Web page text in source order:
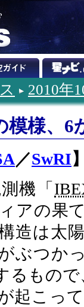
2010年
模様、6
／SwRI
機「
アの果
造は太
ぶつか
るもの
起こっ